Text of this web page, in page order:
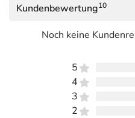
Kundenbewertung10
Noch keine
5
4
3
2